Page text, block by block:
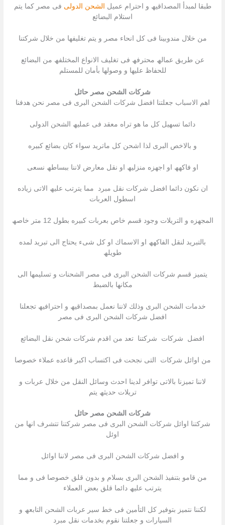
طبقا لمبدأ المصداقیھ و احترام عمیل الشحن الدولى فى مصر كما یتم
استلام البضائع
من خلال مندوبینا فى كل انحاء مصر و یتم تغلیفھا من خلال شركتنا
عن طریق عمالھ محترفھ فى تغلیف الانواع المختلفھ من البضائع
للحفاظ علیھا و وصولھا بأمان للمستلم
شركات الشحن مصر حائل
اھم الاسباب جعلتنا افضل شركات الشحن البرى فى مصر نحن ھدفنا
دائما تسھیل كل ما ھو تراه معقد فى عملیھ الشحن الدولى
و بالاخص البرى لذا اشحن كل ماترید سواء كان بضائع كبیره
او فاكھھ او اجھزه منزلیھ او نقل معارض لاننا ببساطھ نسعى
ان نكون دائما افضل شركات نقل مبرد مما یترتب علیھ الاتى زیاده
اسطول العربات
المجھزه و التریلات وجود قسم خاص بعربات كبیره بطول 12 متر خاصھ
بالتبرید لنقل الفاكھھ او الاسماك او كل شىء یحتاج الى تبرید لمده
طویلھ
یتمیز قسم شركات الشحن البرى فى مصر الشحنات و تسلیمھا الى
مكانھا بالضبط
خدمات الشحن البرى وذلك لاننا نعمل بمصداقیھ و احترافیھ تجعلنا
افضل شركات الشحن البرى فى مصر
افضل شركات شركتنا تعد من اقدم شركات شحن نقل البضائع
من اوائل شركات التى نجحت فى اكتساب اكبر قاعده عملاء خصوصا
لاننا تمیزنا بالاتى توافر لدینا احدث وسائل النقل من خلال عربات و
تریلات حدیثھ یتم
شركات الشحن مصر حائل
شركتنا اوائل شركات الشحن البرى فى مصر شركتنا تتشرف انھا من
اوئل
و افضل شركات الشحن البرى فى مصر لاننا اوائل
من قامو بتنفیذ الشحن البرى بسلام و بدون قلق خصوصا فى و مما
یترتب علیھ دائما قلق بعض العملاء
لكننا نتمیز بتوفیر كل التأمین فى خط سیر عربات الشحن التابعھ و
السیارات و جعلتنا نقوم بخدمات نقل مبرد